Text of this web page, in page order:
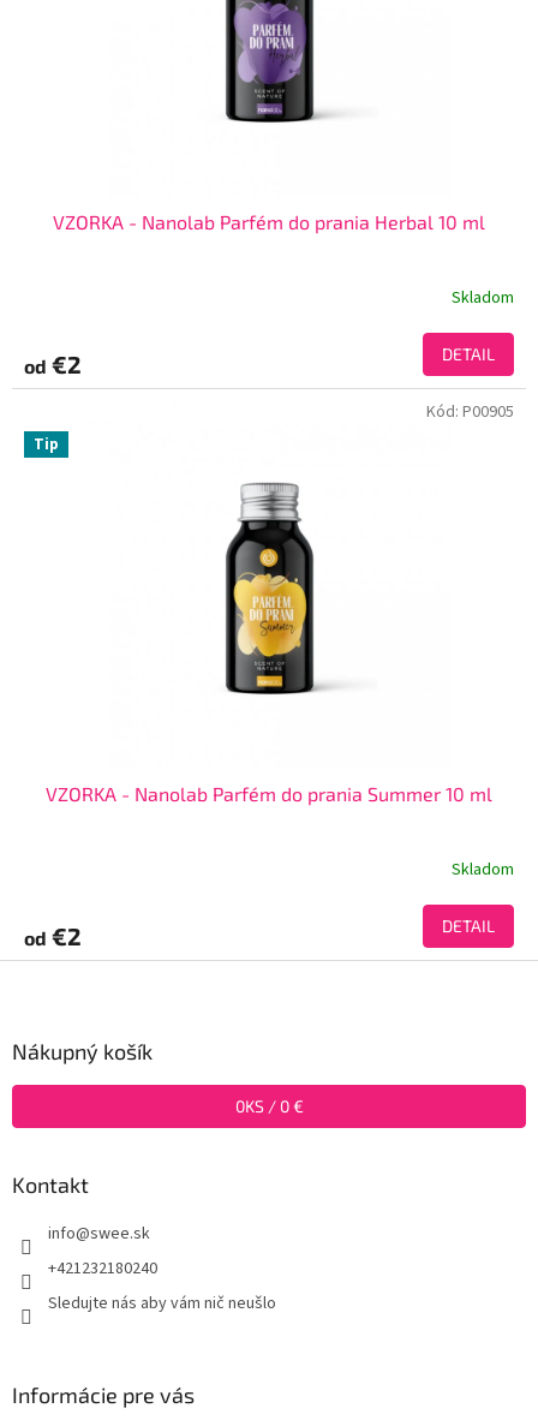
VZORKA - Nanolab Parfém do prania Herbal 10 ml
Skladom
od €2 DETAIL
Tip
VZORKA - Nanolab Parfém do prania Summer 10 ml
Skladom
od €2 DETAIL
Kód: P00905
Nákupný košík
0KS / 0 €
Kontakt
info@swee.sk
+421232180240
Sledujte nás aby vám nič neušlo
Informácie pre vás